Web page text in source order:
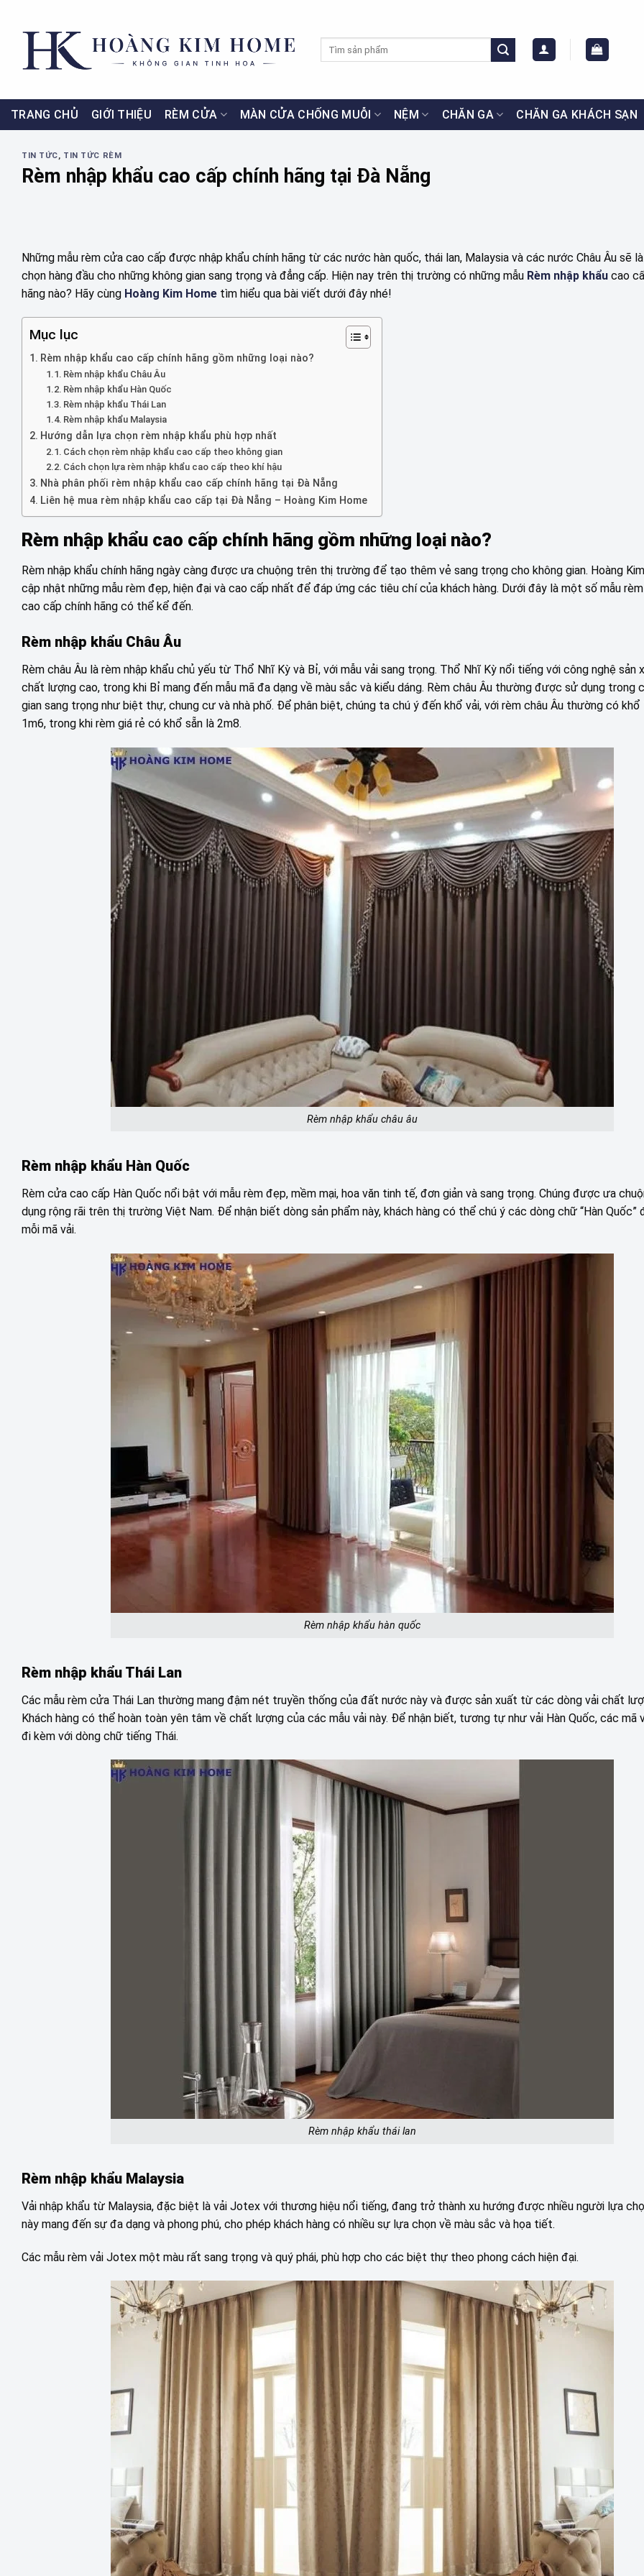
TRANG CHỦ GIỚI THIỆU RÈM CỬA MÀN CỬA CHỐNG MUỖI NỆM CHĂN GA CHĂN GA KHÁCH SẠN
TIN TỨC, TIN TỨC RÈM
Rèm nhập khẩu cao cấp chính hãng tại Đà Nẵng
Những mẫu rèm cửa cao cấp được nhập khẩu chính hãng từ các nước hàn quốc, thái lan, Malaysia và các nước Châu Âu sẽ
chọn hàng đầu cho những không gian sang trọng và đẳng cấp. Hiện nay trên thị trường có những mẫu Rèm nhập khẩu cao
hãng nào? Hãy cùng Hoàng Kim Home tìm hiểu qua bài viết dưới đây nhé!
Mục lục
Rèm nhập khẩu cao cấp chính hãng gồm những loại nào?
Rèm nhập khẩu Châu Âu
Rèm nhập khẩu Hàn Quốc
Rèm nhập khẩu Thái Lan
Rèm nhập khẩu Malaysia
Hướng dẫn lựa chọn rèm nhập khẩu phù hợp nhất
Cách chọn rèm nhập khẩu cao cấp theo không gian
Cách chọn lựa rèm nhập khẩu cao cấp theo khí hậu
Nhà phân phối rèm nhập khẩu cao cấp chính hãng tại Đà Nẵng
Liên hệ mua rèm nhập khẩu cao cấp tại Đà Nẵng – Hoàng Kim Home
Rèm nhập khẩu cao cấp chính hãng gồm những loại nào?
Rèm nhập khẩu chính hãng ngày càng được ưa chuộng trên thị trường để tạo thêm vẻ sang trọng cho không gian. Hoàng
cập nhật những mẫu rèm đẹp, hiện đại và cao cấp nhất để đáp ứng các tiêu chí của khách hàng. Dưới đây là một số mẫu
cao cấp chính hãng có thể kể đến.
Rèm nhập khẩu Châu Âu
Rèm châu Âu là rèm nhập khẩu chủ yếu từ Thổ Nhĩ Kỳ và Bỉ, với mẫu vải sang trọng. Thổ Nhĩ Kỳ nổi tiếng với công nghệ sản
chất lượng cao, trong khi Bỉ mang đến mẫu mã đa dạng về màu sắc và kiểu dáng. Rèm châu Âu thường được sử dụng trong
gian sang trọng như biệt thự, chung cư và nhà phố. Để phân biệt, chúng ta chú ý đến khổ vải, với rèm châu Âu thường có khổ
1m6, trong khi rèm giá rẻ có khổ sẵn là 2m8.
Rèm nhập khẩu châu âu
Rèm nhập khẩu Hàn Quốc
Rèm cửa cao cấp Hàn Quốc nổi bật với mẫu rèm đẹp, mềm mại, hoa văn tinh tế, đơn giản và sang trọng. Chúng được ưa
dụng rộng rãi trên thị trường Việt Nam. Để nhận biết dòng sản phẩm này, khách hàng có thể chú ý các dòng chữ “Hàn Quốc”
mỗi mã vải.
Rèm nhập khẩu hàn quốc
Rèm nhập khẩu Thái Lan
Các mẫu rèm cửa Thái Lan thường mang đậm nét truyền thống của đất nước này và được sản xuất từ các dòng vải chất
Khách hàng có thể hoàn toàn yên tâm về chất lượng của các mẫu vải này. Để nhận biết, tương tự như vải Hàn Quốc, các mã
đi kèm với dòng chữ tiếng Thái.
Rèm nhập khẩu thái lan
Rèm nhập khẩu Malaysia
Vải nhập khẩu từ Malaysia, đặc biệt là vải Jotex với thương hiệu nổi tiếng, đang trở thành xu hướng được nhiều người lựa
này mang đến sự đa dạng và phong phú, cho phép khách hàng có nhiều sự lựa chọn về màu sắc và họa tiết.
Các mẫu rèm vải Jotex một màu rất sang trọng và quý phái, phù hợp cho các biệt thự theo phong cách hiện đại.